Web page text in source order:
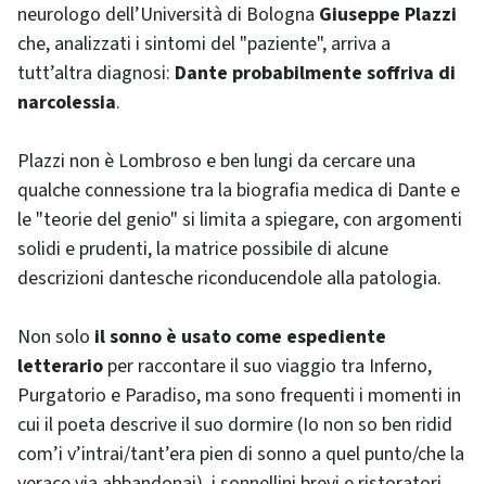
neurologo dell’Università di Bologna Giuseppe Plazzi
che, analizzati i sintomi del "paziente", arriva a
tutt’altra diagnosi: Dante probabilmente soffriva di
narcolessia.
Plazzi non è Lombroso e ben lungi da cercare una
qualche connessione tra la biografia medica di Dante e
le "teorie del genio" si limita a spiegare, con argomenti
solidi e prudenti, la matrice possibile di alcune
descrizioni dantesche riconducendole alla patologia.
Non solo il sonno è usato come espediente
letterario per raccontare il suo viaggio tra Inferno,
Purgatorio e Paradiso, ma sono frequenti i momenti in
cui il poeta descrive il suo dormire (Io non so ben ridid
com’i v’intrai/tant’era pien di sonno a quel punto/che la